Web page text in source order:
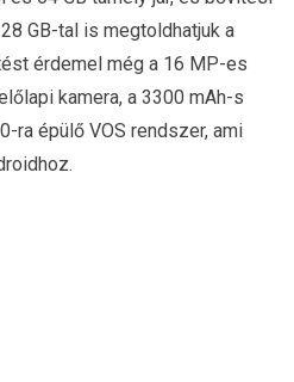
GB-tal is megtoldhatjuk a
érdemel még a 16 MP-es
kamera, a 3300 mAh-s
ra épülő VOS rendszer, ami